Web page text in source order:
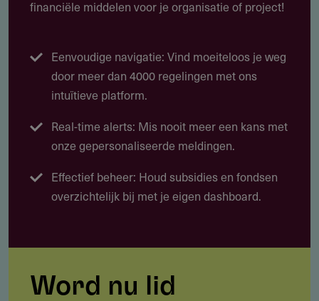
financiële middelen voor je organisatie of project!
Eenvoudige navigatie: Vind moeiteloos je weg
door meer dan 4000 regelingen met ons
intuïtieve platform.
Real-time alerts: Mis nooit meer een kans met
onze gepersonaliseerde meldingen.
Effectief beheer: Houd subsidies en fondsen
overzichtelijk bij met je eigen dashboard.
Word nu lid